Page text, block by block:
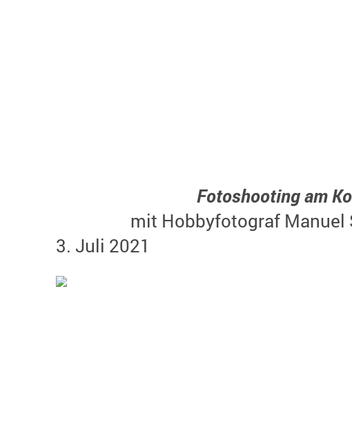
Fotoshooting am
mit Hobbyfotograf Manuel
3. Juli 2021